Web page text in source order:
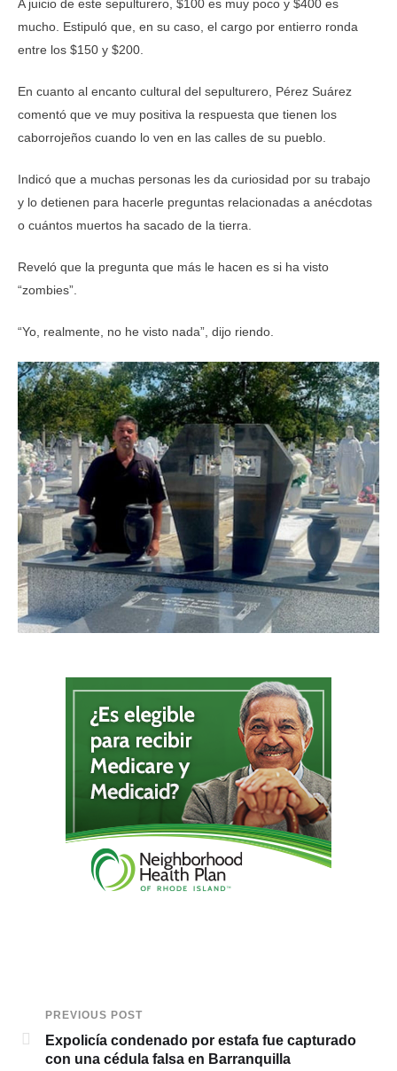
A juicio de este sepulturero, $100 es muy poco y $400 es
mucho. Estipuló que, en su caso, el cargo por entierro ronda
entre los $150 y $200.
En cuanto al encanto cultural del sepulturero, Pérez Suárez
comentó que ve muy positiva la respuesta que tienen los
caborrojeños cuando lo ven en las calles de su pueblo.
Indicó que a muchas personas les da curiosidad por su trabajo
y lo detienen para hacerle preguntas relacionadas a anécdotas
o cuántos muertos ha sacado de la tierra.
Reveló que la pregunta que más le hacen es si ha visto
“zombies”.
“Yo, realmente, no he visto nada”, dijo riendo.
PREVIOUS POST
Expolicía condenado por estafa fue capturado
con una cédula falsa en Barranquilla